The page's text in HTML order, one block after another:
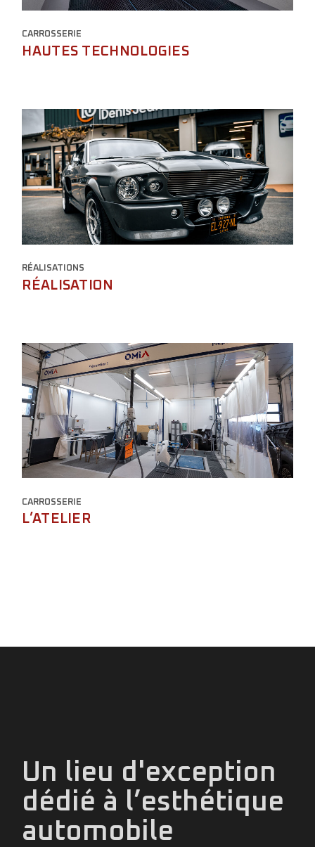
CARROSSERIE
HAUTES TECHNOLOGIES
RÉALISATIONS
RÉALISATION
CARROSSERIE
L’ATELIER
Un lieu d'exception
dédié à l’esthétique
automobile